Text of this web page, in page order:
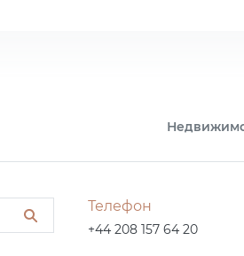
Телефон
+44 208 157 64 20